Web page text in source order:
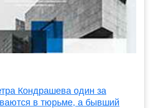
Кондрашева один за
в тюрьме, а бывший